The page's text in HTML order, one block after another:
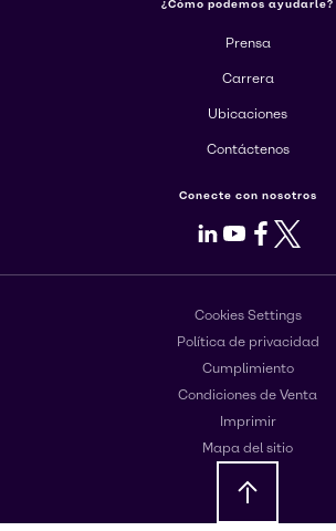
¿Cómo podemos ayudarle?
Prensa
Carrera
Ubicaciones
Contáctenos
Conecte con nosotros
LinkedIn
Youtube
Facebook
X
Cookies Settings
Política de privacidad
Cumplimiento
Condiciones de Venta
Imprimir
Mapa del sitio